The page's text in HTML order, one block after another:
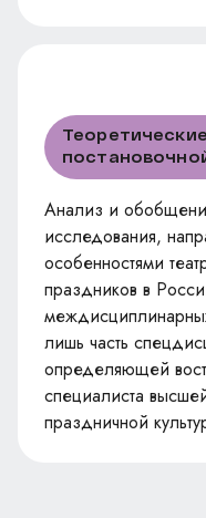
Анализ и
исследования,
особенностями
праздников в
лишь часть
определяющей
специалиста
праздничной